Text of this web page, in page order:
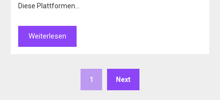
Diese Plattformen…
Weiterlesen
1 Next